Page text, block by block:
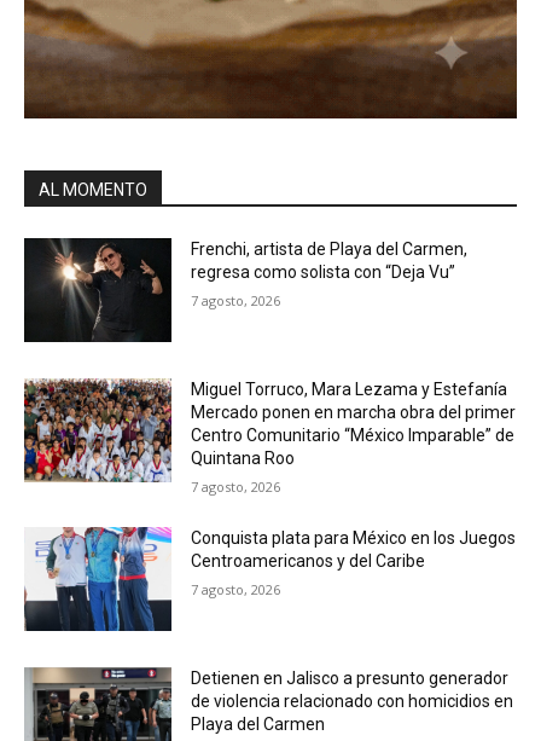
AL MOMENTO
Frenchi, artista de Playa del Carmen,
regresa como solista con “Deja Vu”
7 agosto, 2026
Miguel Torruco, Mara Lezama y Estefanía
Mercado ponen en marcha obra del primer
Centro Comunitario “México Imparable” de
Quintana Roo
7 agosto, 2026
Conquista plata para México en los Juegos
Centroamericanos y del Caribe
7 agosto, 2026
Detienen en Jalisco a presunto generador
de violencia relacionado con homicidios en
Playa del Carmen